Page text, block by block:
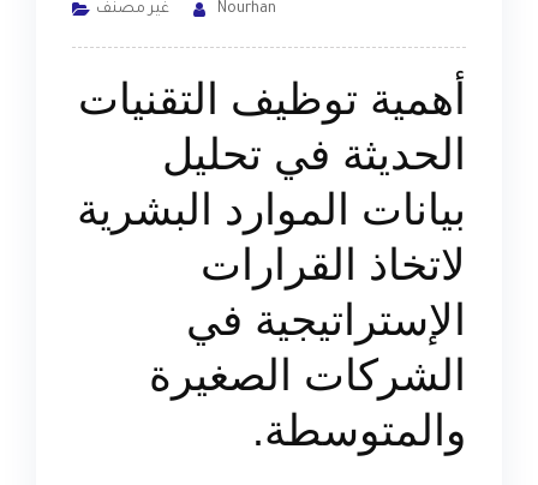
Nourhan غير مصنف
أهمية توظيف التقنيات
الحديثة في تحليل
بيانات الموارد البشرية
لاتخاذ القرارات
الإستراتيجية في
الشركات الصغيرة
والمتوسطة.